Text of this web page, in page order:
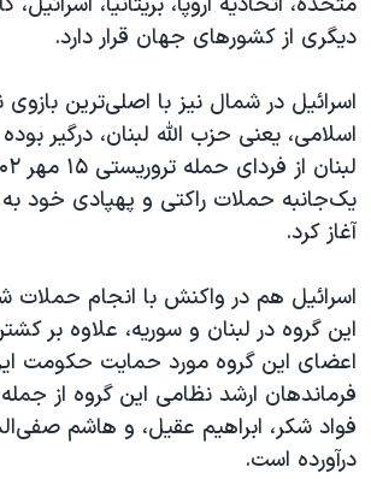
دیگری از کشورهای جهان قرار دارد.
اسرائیل در شمال نیز با اصلی‌ترین
اسلامی، یعنی حزب الله لبنان، درگیر
یک‌جانبه حملات راکتی و پهپادی خود به
آغاز کرد.
اسرائیل هم در واکنش با انجام حملات
این گروه در لبنان و سوریه، علاوه بر
اعضای این گروه مورد حمایت حکومت
فرماندهان ارشد نظامی این گروه از
فواد شکر، ابراهیم عقیل، و هاشم
درآورده است.